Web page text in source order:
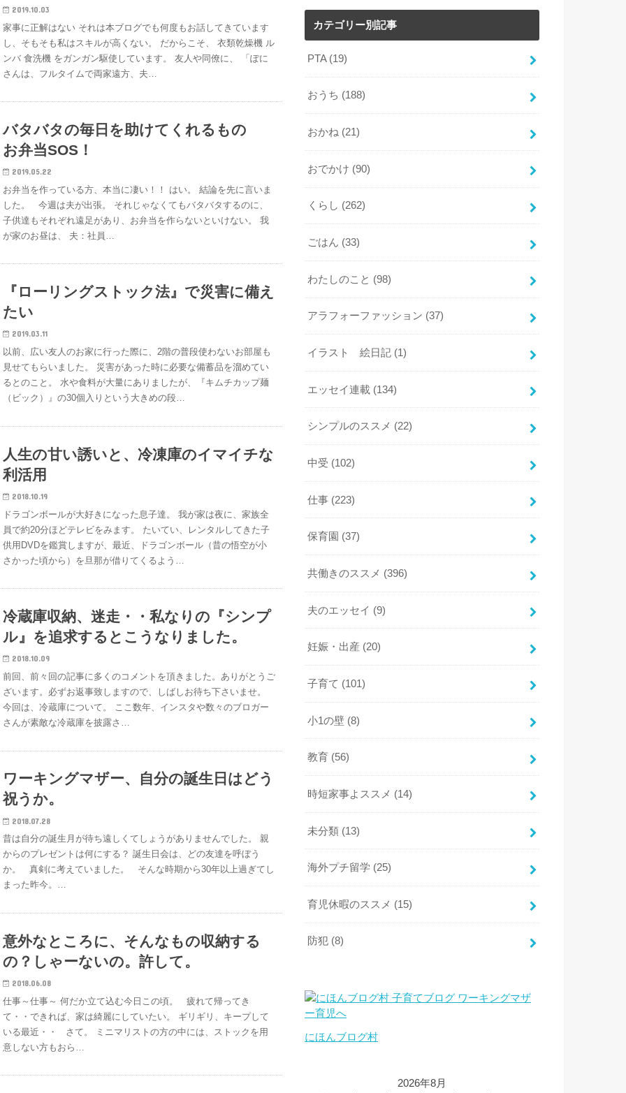
2019.10.03
家事に正解はない それは本ブログでも何度もお話してきています
し、そもそも私はスキルが高くない。 だからこそ、 衣類乾燥機 ル
ンバ 食洗機 をガンガン駆使しています。 友人や同僚に、 「ぽに
さんは、フルタイムで両家遠方、夫…
バタバタの毎日を助けてくれるもの
お弁当SOS！
2019.05.22
お弁当を作っている方、本当に凄い！！ はい。 結論を先に言いま
した。 今週は夫が出張。 それじゃなくてもバタバタするのに、
子供達もそれぞれ遠足があり、お弁当を作らないといけない。 我
が家のお昼は、 夫：社員…
『ローリングストック法』で災害に備え
たい
2019.03.11
以前、広い友人のお家に行った際に、2階の普段使わないお部屋も
見せてもらいました。 災害があった時に必要な備蓄品を溜めてい
るとのこと。 水や食料が大量にありましたが、『キムチカップ麺
（ビック）』の30個入りという大きめの段…
人生の甘い誘いと、冷凍庫のイマイチな
利活用
2018.10.19
ドラゴンボールが大好きになった息子達。 我が家は夜に、家族全
員で約20分ほどテレビをみます。 たいてい、レンタルしてきた子
供用DVDを鑑賞しますが、最近、ドラゴンボール（昔の悟空が小
さかった頃から）を旦那が借りてくるよう…
冷蔵庫収納、迷走・・私なりの『シンプ
ル』を追求するとこうなりました。
2018.10.09
前回、前々回の記事に多くのコメントを頂きました。ありがとうご
ざいます。必ずお返事致しますので、しばしお待ち下さいませ。
今回は、冷蔵庫について。 ここ数年、インスタや数々のブロガー
さんが素敵な冷蔵庫を披露さ…
ワーキングマザー、自分の誕生日はどう
祝うか。
2018.07.28
昔は自分の誕生月が待ち遠しくてしょうがありませんでした。 親
からのプレゼントは何にする？ 誕生日会は、どの友達を呼ぼう
か。 真剣に考えていました。 そんな時期から30年以上過ぎてし
まった昨今。…
意外なところに、そんなもの収納する
の？しゃーないの。許して。
2018.06.08
仕事～仕事～ 何だか立て込む今日この頃。 疲れて帰ってき
て・・できれば、家は綺麗にしていたい。 ギリギリ、キープして
いる最近・・ さて。 ミニマリストの方の中には、ストックを用
意しない方もおら…
カテゴリー別記事
PTA (19)
おうち (188)
おかね (21)
おでかけ (90)
くらし (262)
ごはん (33)
わたしのこと (98)
アラフォーファッション (37)
イラスト 絵日記 (1)
エッセイ連載 (134)
シンプルのススメ (22)
中受 (102)
仕事 (223)
保育園 (37)
共働きのススメ (396)
夫のエッセイ (9)
妊娠・出産 (20)
子育て (101)
小1の壁 (8)
教育 (56)
時短家事よススメ (14)
未分類 (13)
海外プチ留学 (25)
育児休暇のススメ (15)
防犯 (8)
にほんブログ村
2026年8月